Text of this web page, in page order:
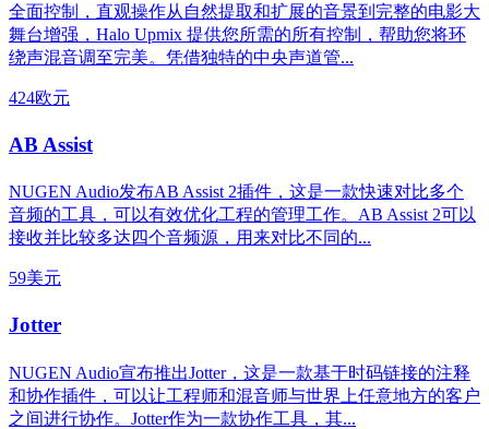
全面控制，直观操作从自然提取和扩展的音景到完整的电影大
舞台增强，Halo Upmix 提供您所需的所有控制，帮助您将环
绕声混音调至完美。凭借独特的中央声道管...
424欧元
AB Assist
NUGEN Audio发布AB Assist 2插件，这是一款快速对比多个
音频的工具，可以有效优化工程的管理工作。AB Assist 2可以
接收并比较多达四个音频源，用来对比不同的...
59美元
Jotter
NUGEN Audio宣布推出Jotter，这是一款基于时码链接的注释
和协作插件，可以让工程师和混音师与世界上任意地方的客户
之间进行协作。Jotter作为一款协作工具，其...